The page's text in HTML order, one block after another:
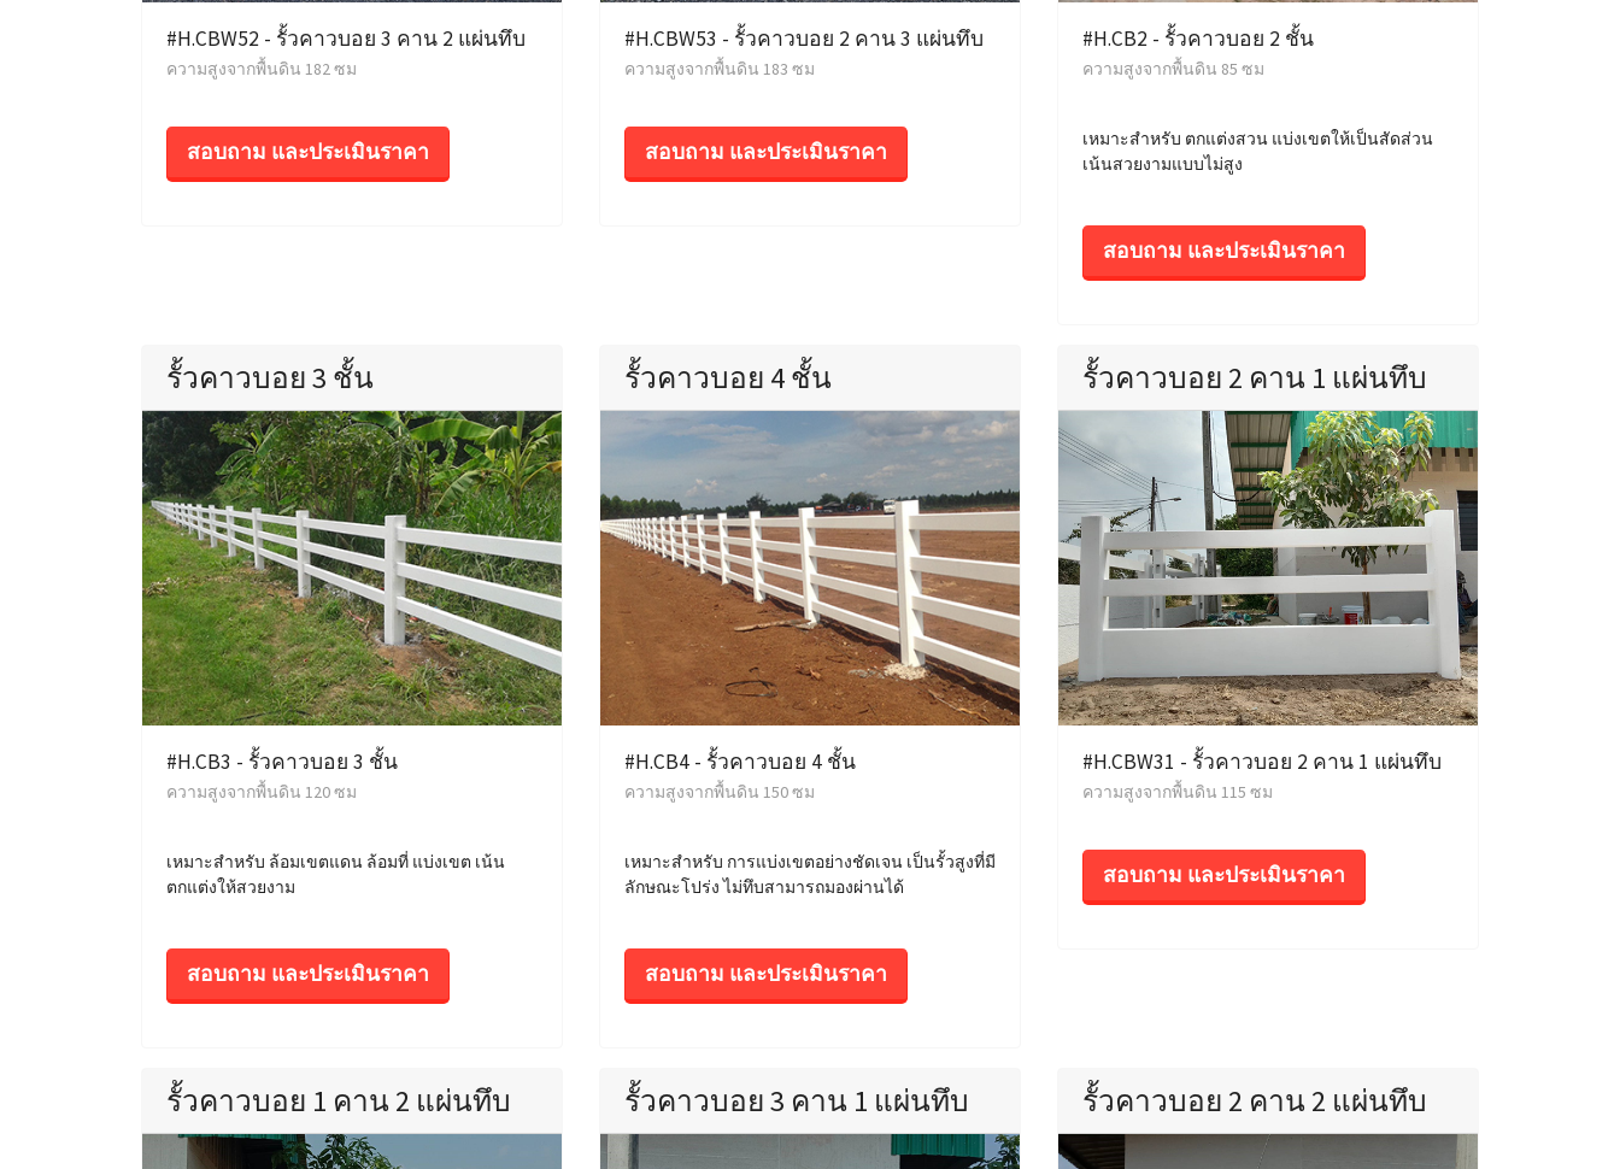
#H.CBW52 - รั้วคาวบอย 3 คาน 2 แผ่นทึบ
ความสูงจากพื้นดิน 182 ซม
สอบถาม และประเมินราคา
#H.CBW53 - รั้วคาวบอย 2 คาน 3 แผ่นทึบ
ความสูงจากพื้นดิน 183 ซม
สอบถาม และประเมินราคา
#H.CB2 - รั้วคาวบอย 2 ชั้น
ความสูงจากพื้นดิน 85 ซม
เหมาะสำหรับ ตกแต่งสวน แบ่งเขตให้เป็นสัดส่วน
เน้นสวยงามแบบไม่สูง
สอบถาม และประเมินราคา
รั้วคาวบอย 3 ชั้น
#H.CB3 - รั้วคาวบอย 3 ชั้น
ความสูงจากพื้นดิน 120 ซม
เหมาะสำหรับ ล้อมเขตแดน ล้อมที่ แบ่งเขต เน้น
ตกแต่งให้สวยงาม
สอบถาม และประเมินราคา
รั้วคาวบอย 4 ชั้น
#H.CB4 - รั้วคาวบอย 4 ชั้น
ความสูงจากพื้นดิน 150 ซม
เหมาะสำหรับ การแบ่งเขตอย่างชัดเจน เป็นรั้วสูงที่มี
ลักษณะโปร่ง ไม่ทึบสามารถมองผ่านได้
สอบถาม และประเมินราคา
รั้วคาวบอย 2 คาน 1 แผ่นทึบ
#H.CBW31 - รั้วคาวบอย 2 คาน 1 แผ่นทึบ
ความสูงจากพื้นดิน 115 ซม
สอบถาม และประเมินราคา
รั้วคาวบอย 1 คาน 2 แผ่นทึบ รั้วคาวบอย 3 คาน 1 แผ่นทึบ รั้วคาวบอย 2 คาน 2 แผ่นทึบ